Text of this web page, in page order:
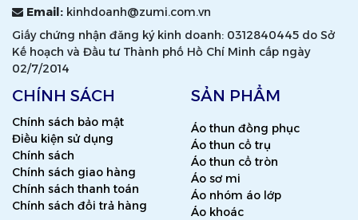
Email: kinhdoanh@zumi.com.vn
Giấy chứng nhận đăng ký kinh doanh: 0312840445 do Sở
Kế hoạch và Đầu tư Thành phố Hồ Chí Minh cấp ngày
02/7/2014
CHÍNH SÁCH
Chính sách bảo mật
Điều kiện sử dụng
Chính sách
Chính sách giao hàng
Chính sách thanh toán
Chính sách đổi trả hàng
SẢN PHẨM
Áo thun đồng phục
Áo thun cổ trụ
Áo thun cổ tròn
Áo sơ mi
Áo nhóm áo lớp
Áo khoác